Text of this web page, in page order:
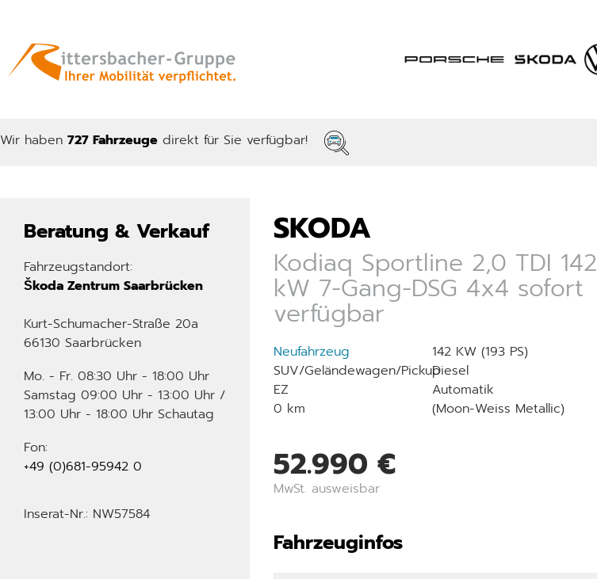
Wir haben 727 Fahrzeuge direkt für Sie verfügbar!
Beratung & Verkauf
Fahrzeugstandort:
Škoda Zentrum Saarbrücken
Kurt-Schumacher-Straße 20a
66130 Saarbrücken
Mo. - Fr. 08:30 Uhr - 18:00 Uhr
Samstag 09:00 Uhr - 13:00 Uhr /
13:00 Uhr - 18:00 Uhr Schautag
Fon:
+49 (0)681-95942 0
Inserat-Nr.: NW57584
SKODA
Kodiaq Sportline 2,0 TDI 142
kW 7-Gang-DSG 4x4 sofort
verfügbar
Neufahrzeug
SUV/Geländewagen/Pickup
EZ
0 km
142 KW (193 PS)
Diesel
Automatik
(Moon-Weiss Metallic)
52.990 €
MwSt. ausweisbar
Fahrzeuginfos